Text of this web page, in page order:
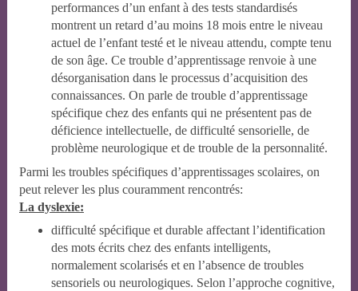
performances d’un enfant à des tests standardisés
montrent un retard d’au moins 18 mois entre le niveau
actuel de l’enfant testé et le niveau attendu, compte tenu
de son âge. Ce trouble d’apprentissage renvoie à une
désorganisation dans le processus d’acquisition des
connaissances. On parle de trouble d’apprentissage
spécifique chez des enfants qui ne présentent pas de
déficience intellectuelle, de difficulté sensorielle, de
problème neurologique et de trouble de la personnalité.
Parmi les troubles spécifiques d’apprentissages scolaires, on
peut relever les plus couramment rencontrés:
La dyslexie:
difficulté spécifique et durable affectant l’identification
des mots écrits chez des enfants intelligents,
normalement scolarisés et en l’absence de troubles
sensoriels ou neurologiques. Selon l’approche cognitive,